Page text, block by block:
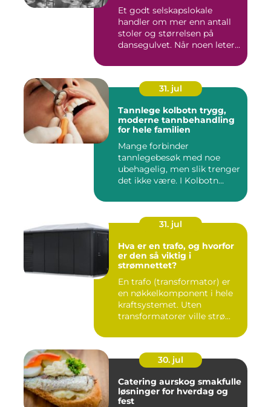
Et godt selskapslokale
handler om mer enn antall
stoler og størrelsen på
dansegulvet. Når noen leter...
31. jul
Tannlege kolbotn trygg,
moderne tannbehandling
for hele familien
Mange forbinder
tannlegebesøk med noe
ubehagelig, men slik trenger
det ikke være. I Kolbotn
31. jul
Hva er en trafo, og hvorfor
er den så viktig i
strømnettet?
En trafo (transformator) er
en nøkkelkomponent i hele
kraftsystemet. Uten
transformatorer ville strø...
30. jul
Catering aurskog smakfulle
løsninger for hverdag og
fest